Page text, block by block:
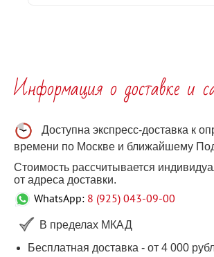
Информация о доставке и
Доступна экспресс-доставка к
времени по Москве и ближайшему
Стоимость рассчитывается
от адреса доставки.
WhatsApp: 8 (925) 043-09-00
В пределах МКАД
Бесплатная доставка - от 4 000